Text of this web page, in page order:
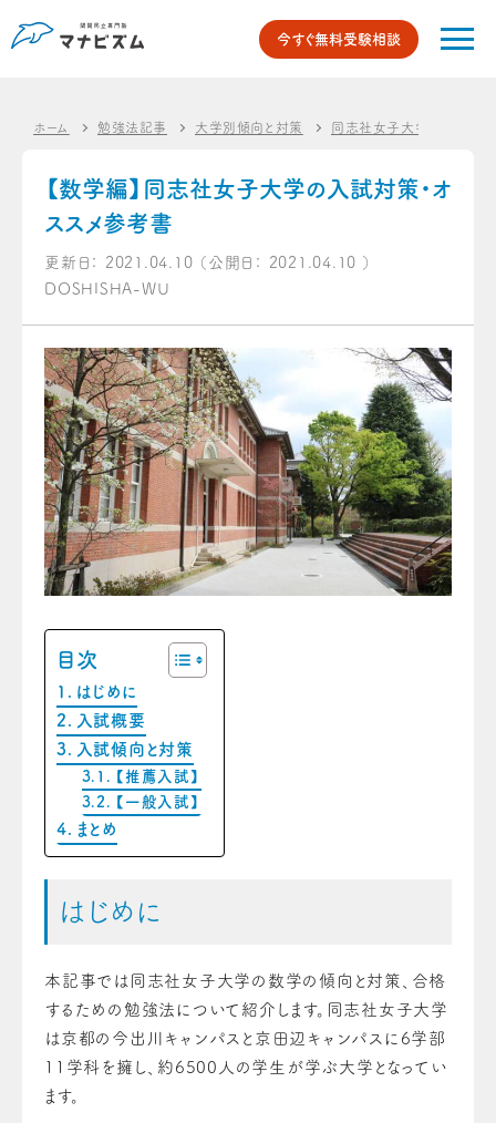
今すぐ無料受験相談
ホーム 勉強法記事 大学別傾向と対策 同志社女子大学
【数学編】同志社女子大学の入試対策・オ
ススメ参考書
更新日： 2021.04.10 （公開日： 2021.04.10 ）
DOSHISHA-WU
目次
はじめに
入試概要
入試傾向と対策
【推薦入試】
【一般入試】
まとめ
はじめに
本記事では同志社女子大学の数学の傾向と対策、合格
するための勉強法について紹介します。同志社女子大学
は京都の今出川キャンパスと京田辺キャンパスに6学部
11学科を擁し、約6500人の学生が学ぶ大学となってい
ます。